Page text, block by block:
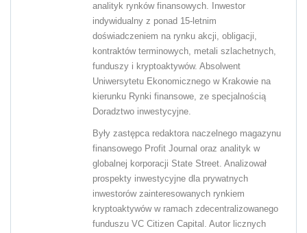
analityk rynków finansowych. Inwestor
indywidualny z ponad 15-letnim
doświadczeniem na rynku akcji, obligacji,
kontraktów terminowych, metali szlachetnych,
funduszy i kryptoaktywów. Absolwent
Uniwersytetu Ekonomicznego w Krakowie na
kierunku Rynki finansowe, ze specjalnością
Doradztwo inwestycyjne.
Były zastępca redaktora naczelnego magazynu
finansowego Profit Journal oraz analityk w
globalnej korporacji State Street. Analizował
prospekty inwestycyjne dla prywatnych
inwestorów zainteresowanych rynkiem
kryptoaktywów w ramach zdecentralizowanego
funduszu VC Citizen Capital. Autor licznych